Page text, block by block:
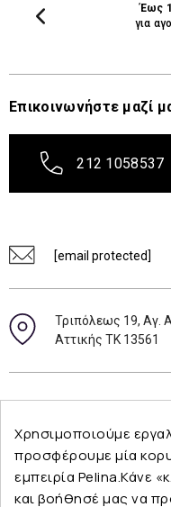
Έως
για
Επικοινωνήστε μαζί
212 1058537
[email protected]
Τριπόλεως 19, Αγ.
Αττικής ΤΚ 13561
Εταιρεία
Χρησιμοποιούμε
προσφέρουμε μία
εμπειρία Pelina.Κάνε
και βοήθησέ μας να